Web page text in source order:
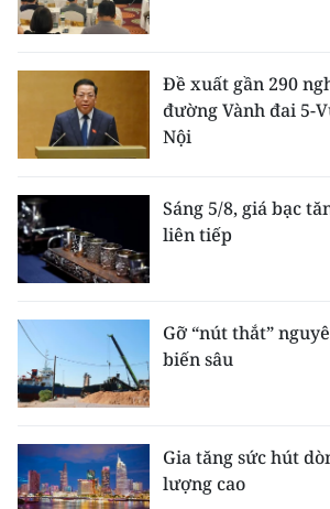
Đề xuất gần 290
đường Vành đai 5-
Nội
Sáng 5/8, giá bạc
liên tiếp
Gỡ “nút thắt”
biến sâu
Gia tăng sức hút
lượng cao